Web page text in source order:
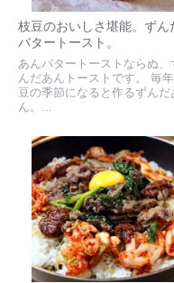
枝豆のおいしさ堪能。ずん
バタートースト。
あんバタートーストならぬ、
んだあんトーストです。 毎
豆の季節になると作るずんだ
ん。...